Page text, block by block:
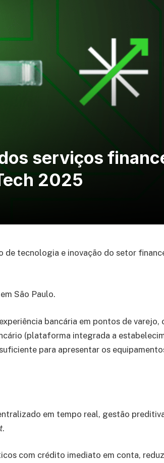
serviços
2025
de tecnologia e inovação do setor
São Paulo.
bancária em pontos de varejo,
(plataforma integrada a
para apresentar os
em tempo real, gestão
.
com crédito imediato em conta,